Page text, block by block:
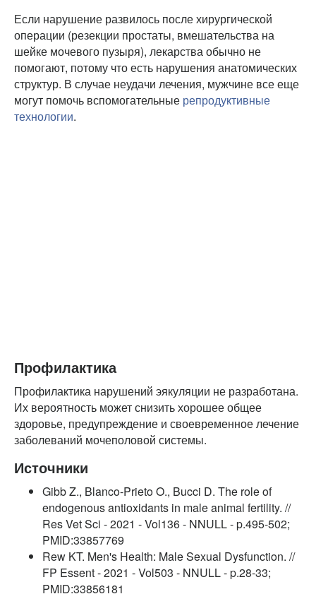
Если нарушение развилось после хирургической
операции (резекции простаты, вмешательства на
шейке мочевого пузыря), лекарства обычно не
помогают, потому что есть нарушения анатомических
структур. В случае неудачи лечения, мужчине все еще
могут помочь вспомогательные репродуктивные
технологии.
Профилактика
Профилактика нарушений эякуляции не разработана.
Их вероятность может снизить хорошее общее
здоровье, предупреждение и своевременное лечение
заболеваний мочеполовой системы.
Источники
Gibb Z., Blanco-Prieto O., Bucci D. The role of
endogenous antioxidants in male animal fertility. //
Res Vet Sci - 2021 - Vol136 - NNULL - p.495-502;
PMID:33857769
Rew KT. Men's Health: Male Sexual Dysfunction. //
FP Essent - 2021 - Vol503 - NNULL - p.28-33;
PMID:33856181